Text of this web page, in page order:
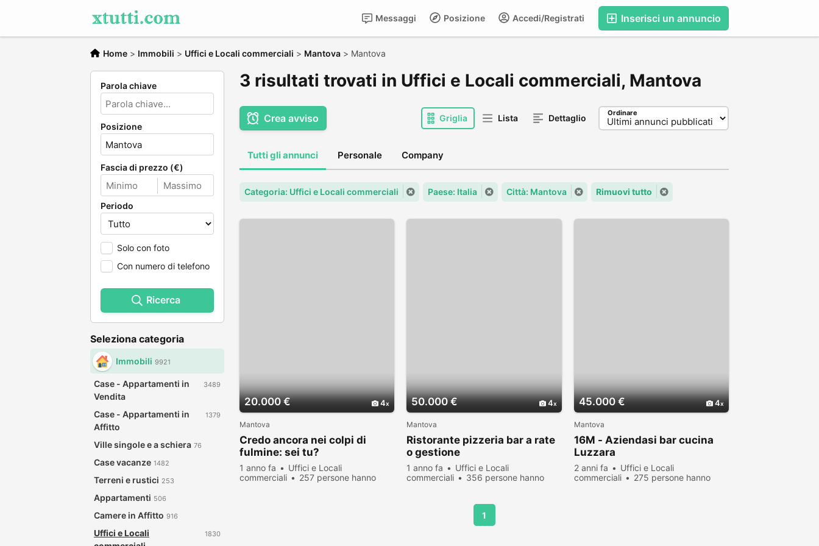
Inserisci un annuncio
Accedi/Registrati
Posizione
Messaggi
Home > Immobili > Uffici e Locali commerciali > Mantova > Mantova
Parola chiave
Posizione
Fascia di prezzo (€)
Periodo
Solo con foto
Con numero di telefono
Ricerca
Seleziona categoria
Immobili 9921
Case - Appartamenti in
Vendita
3489
Case - Appartamenti in
Affitto
1379
Ville singole e a schiera 76
Case vacanze 1482
Terreni e rustici 253
Appartamenti 506
Camere in Affitto 916
Uffici e Locali
1830
3 risultati trovati in Uffici e Locali commerciali, Mantova
Crea avviso Griglia Lista Dettaglio Ordinare
Tutti gli annunci Personale Company
Categoria: Uffici e Locali commerciali Paese: Italia Città: Mantova Rimuovi tutto
20.000 € 4
Mantova
Credo ancora nei colpi di
fulmine: sei tu?
1 anno fa
Uffici e Locali
commerciali
257 persone hanno
50.000 € 4
Mantova
Ristorante pizzeria bar a rate
o gestione
1 anno fa
Uffici e Locali
commerciali
356 persone hanno
45.000 € 4
Mantova
16M - Aziendasi bar cucina
Luzzara
2 anni fa
Uffici e Locali
commerciali
275 persone hanno
1